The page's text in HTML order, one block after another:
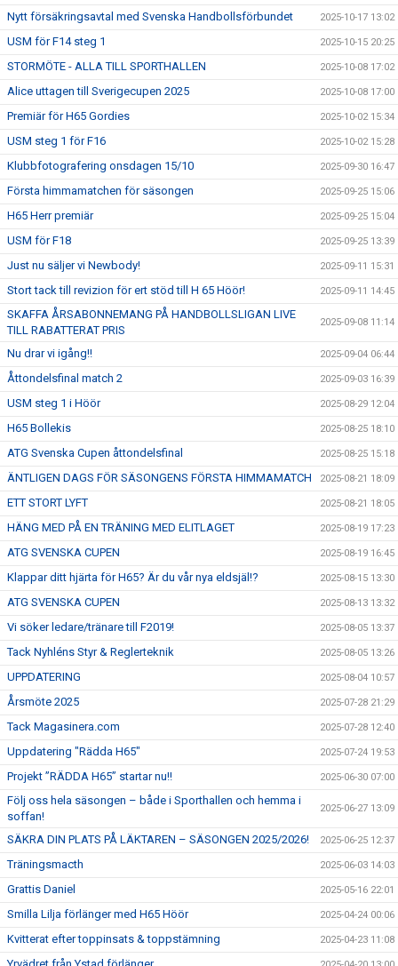
Nytt försäkringsavtal med Svenska Handbollsförbundet 2025-10-17 13:02
USM för F14 steg 1 2025-10-15 20:25
STORMÖTE - ALLA TILL SPORTHALLEN 2025-10-08 17:02
Alice uttagen till Sverigecupen 2025 2025-10-08 17:00
Premiär för H65 Gordies 2025-10-02 15:34
USM steg 1 för F16 2025-10-02 15:28
Klubbfotografering onsdagen 15/10 2025-09-30 16:47
Första himmamatchen för säsongen 2025-09-25 15:06
H65 Herr premiär 2025-09-25 15:04
USM för F18 2025-09-25 13:39
Just nu säljer vi Newbody! 2025-09-11 15:31
Stort tack till revizion för ert stöd till H 65 Höör! 2025-09-11 14:45
SKAFFA ÅRSABONNEMANG PÅ HANDBOLLSLIGAN LIVE
TILL RABATTERAT PRIS
2025-09-08 11:14
Nu drar vi igång!! 2025-09-04 06:44
Åttondelsfinal match 2 2025-09-03 16:39
USM steg 1 i Höör 2025-08-29 12:04
H65 Bollekis 2025-08-25 18:10
ATG Svenska Cupen åttondelsfinal 2025-08-25 15:18
ÄNTLIGEN DAGS FÖR SÄSONGENS FÖRSTA HIMMAMATCH 2025-08-21 18:09
ETT STORT LYFT 2025-08-21 18:05
HÄNG MED PÅ EN TRÄNING MED ELITLAGET 2025-08-19 17:23
ATG SVENSKA CUPEN 2025-08-19 16:45
Klappar ditt hjärta för H65? Är du vår nya eldsjäl!? 2025-08-15 13:30
ATG SVENSKA CUPEN 2025-08-13 13:32
Vi söker ledare/tränare till F2019! 2025-08-05 13:37
Tack Nyhléns Styr & Reglerteknik 2025-08-05 13:26
UPPDATERING 2025-08-04 10:57
Årsmöte 2025 2025-07-28 21:29
Tack Magasinera.com 2025-07-28 12:40
Uppdatering "Rädda H65" 2025-07-24 19:53
Projekt ”RÄDDA H65” startar nu!! 2025-06-30 07:00
Följ oss hela säsongen – både i Sporthallen och hemma i
soffan!
2025-06-27 13:09
SÄKRA DIN PLATS PÅ LÄKTAREN – SÄSONGEN 2025/2026! 2025-06-25 12:37
Träningsmacth 2025-06-03 14:03
Grattis Daniel 2025-05-16 22:01
Smilla Lilja förlänger med H65 Höör 2025-04-24 00:06
Kvitterat efter toppinsats & toppstämning 2025-04-23 11:08